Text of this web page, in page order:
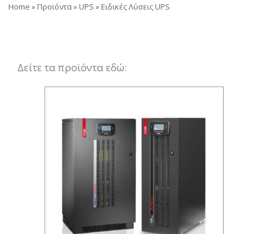
Home » Προϊόντα» UPS » Ειδικές Λύσεις UPS
Δείτε τα προϊόντα εδώ: